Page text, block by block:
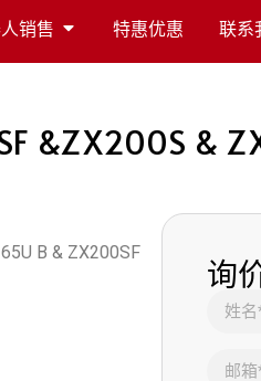
销售 特惠优惠 联系
&ZX200S &
B & ZX200SF
询